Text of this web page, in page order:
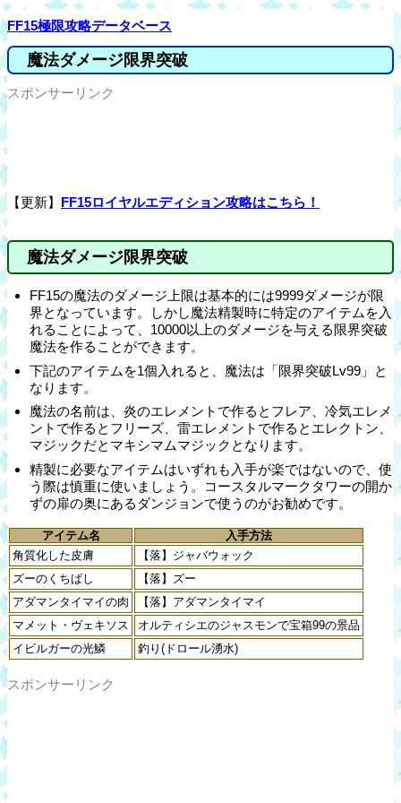
FF15極限攻略データベース
魔法ダメージ限界突破
スポンサーリンク
【更新】 FF15ロイヤルエディション攻略はこちら！
魔法ダメージ限界突破
FF15の魔法のダメージ上限は基本的には9999ダメージが限
界となっています。しかし魔法精製時に特定のアイテムを入
れることによって、10000以上のダメージを与える限界突破
魔法を作ることができます。
下記のアイテムを1個入れると、魔法は「限界突破Lv99」と
なります。
魔法の名前は、炎のエレメントで作るとフレア、冷気エレメ
ントで作るとフリーズ、雷エレメントで作るとエレクトン、
マジックだとマキシマムマジックとなります。
精製に必要なアイテムはいずれも入手が楽ではないので、使
う際は慎重に使いましょう。コースタルマークタワーの開か
ずの扉の奥にあるダンジョンで使うのがお勧めです。
アイテム名
入手方法
角質化した皮膚
【落】ジャバウォック
ズーのくちばし
【落】ズー
アダマンタイマイの肉
【落】アダマンタイマイ
マメット・ヴェキソス
オルティシエのジャスモンで宝箱99の景品
イビルガーの光鱗
釣り(ドロール湧水)
スポンサーリンク